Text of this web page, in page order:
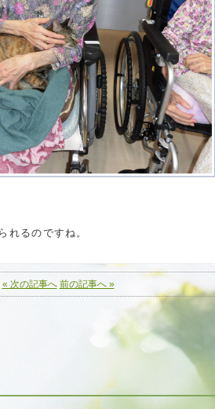
れるのですね。
« 次の記事へ 前の記事へ »